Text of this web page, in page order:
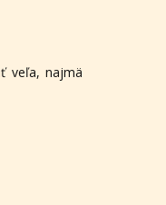
veľa, najmä